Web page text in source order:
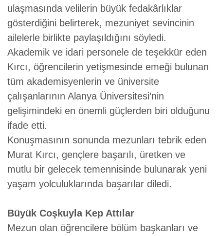
ulaşmasında velilerin büyük fedakârlıklar
gösterdiğini belirterek, mezuniyet sevincinin
ailelerle birlikte paylaşıldığını söyledi.
Akademik ve idari personele de teşekkür eden
Kırcı, öğrencilerin yetişmesinde emeği bulunan
tüm akademisyenlerin ve üniversite
çalışanlarının Alanya Üniversitesi’nin
gelişimindeki en önemli güçlerden biri olduğunu
ifade etti.
Konuşmasının sonunda mezunları tebrik eden
Murat Kırcı, gençlere başarılı, üretken ve
mutlu bir gelecek temennisinde bulunarak yeni
yaşam yolculuklarında başarılar diledi.
Büyük Coşkuyla Kep Attılar
Mezun olan öğrencilere bölüm başkanları ve